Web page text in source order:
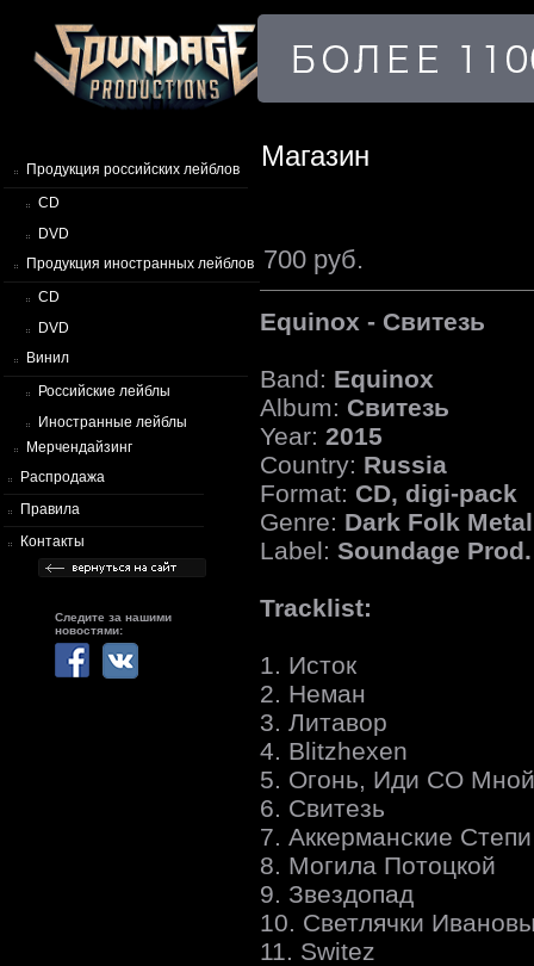
Продукция российских лейблов
CD
DVD
Продукция иностранных лейблов
CD
DVD
Винил
Российские лейблы
Иностранные лейблы
Мерчендайзинг
Распродажа
Правила
Контакты
Следите за нашими
новостями:
Магазин
700 руб.
Equinox - Свитезь
Band: Equinox
Album: Свитезь
Year: 2015
Country: Russia
Format: CD, digi-pack
Genre: Dark Folk Metal
Label: Soundage Prod.
Tracklist:
1. Исток
2. Неман
3. Литавор
4. Blitzhexen
5. Огонь, Иди СО
6. Свитезь
7. Аккерманские Степи
8. Могила Потоцкой
9. Звездопад
10. Светлячки
11. Switez